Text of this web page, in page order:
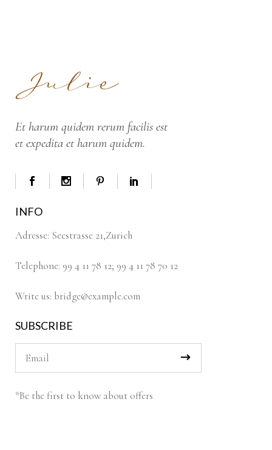
Et harum quidem rerum facilis est
et expedita et harum quidem.
INFO
Adresse: Seestrasse 21,Zurich
Telephone: 99 4 11 78 12; 99 4 11 78 70 12
Write us: bridge@example.com
SUBSCRIBE
*Be the first to know about offers